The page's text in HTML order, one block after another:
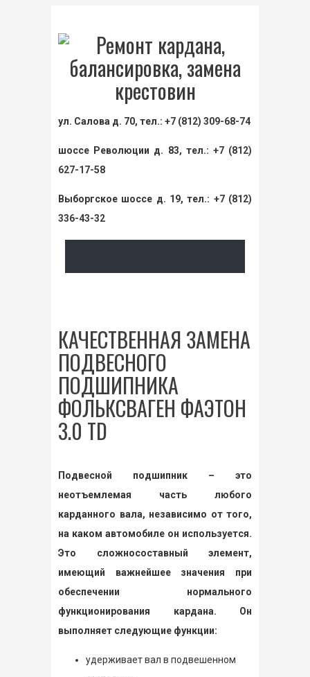
ул. Салова д. 70, тел.: +7 (812) 309-68-74
шоссе Революции д. 83, тел.: +7 (812)
627-17-58
Выборгское шоссе д. 19, тел.: +7 (812)
336-43-32
КАЧЕСТВЕННАЯ ЗАМЕНА
ПОДВЕСНОГО
ПОДШИПНИКА
ФОЛЬКСВАГЕН ФАЭТОН
3.0 TD
Подвесной подшипник – это
неотъемлемая часть любого
карданного вала, независимо от того,
на каком автомобиле он используется.
Это сложносоставный элемент,
имеющий важнейшее значения при
обеспечении нормального
функционирования кардана. Он
выполняет следующие функции:
удерживает вал в подвешенном